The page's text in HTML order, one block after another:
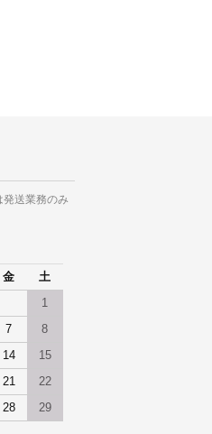
発送業務のみ
金 土
1
7 8
14 15
21 22
28 29